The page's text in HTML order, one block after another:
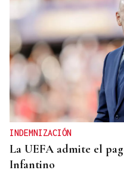
INDEMNIZACIÓN
La UEFA admite el
Infantino